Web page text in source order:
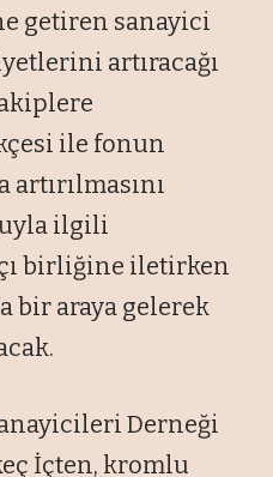
getiren sanayici
artıracağı
ile fonun
ilgili
birliğine iletirken
bir araya gelerek
Derneği
İçten, kromlu